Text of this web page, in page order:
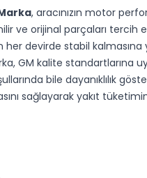
, aracınızın motor
ve orijinal parçaları
devirde stabil kalmasına
GM kalite
bile
sağlayarak yakıt